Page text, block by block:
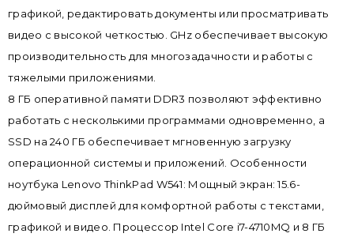
графикой, редактировать документы или просматривать
видео с высокой четкостью. GHz обеспечивает высокую
производительность для многозадачности и работы с
тяжелыми приложениями.
8 ГБ оперативной памяти DDR3 позволяют эффективно
работать с несколькими программами одновременно, а
SSD на 240 ГБ обеспечивает мгновенную загрузку
операционной системы и приложений. Особенности
ноутбука Lenovo ThinkPad W541: Мощный экран: 15.6-
дюймовый дисплей для комфортной работы с текстами,
графикой и видео. Процессор Intel Core i7-4710MQ и 8 ГБ